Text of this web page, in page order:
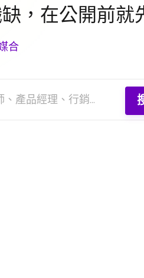
，在公開前就
合